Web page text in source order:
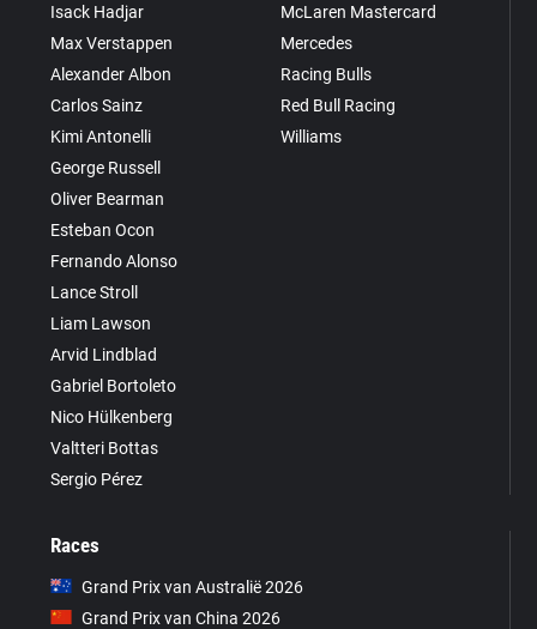
Isack Hadjar
Max Verstappen
Alexander Albon
Carlos Sainz
Kimi Antonelli
George Russell
Oliver Bearman
Esteban Ocon
Fernando Alonso
Lance Stroll
Liam Lawson
Arvid Lindblad
Gabriel Bortoleto
Nico Hülkenberg
Valtteri Bottas
Sergio Pérez
McLaren Mastercard
Mercedes
Racing Bulls
Red Bull Racing
Williams
Races
Grand Prix van Australië 2026
Grand Prix van China 2026